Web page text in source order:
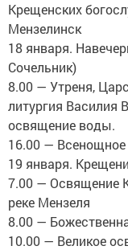
Крещенских
Мензелинск
18 января.
Сочельник)
8.00 — Утреня,
литургия Василия
освящение воды.
16.00 — Всенощное
19 января.
7.00 — Освящение
реке Мензеля
8.00 —
10.00 — Великое